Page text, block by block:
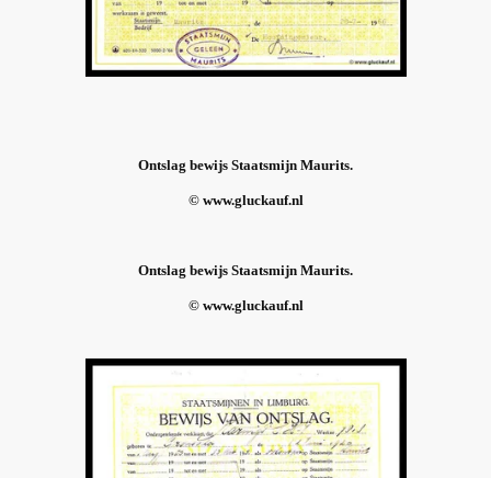
Ontslag bewijs Staatsmijn Maurits.
© www.gluckauf.nl
Ontslag bewijs Staatsmijn Maurits.
© www.gluckauf.nl